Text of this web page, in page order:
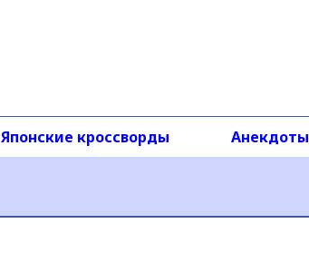
Японские кроссворды Анекдоты